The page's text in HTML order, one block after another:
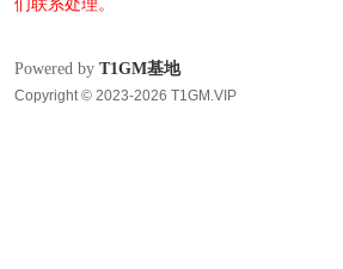
们联系处理。
Powered by T1GM基地
Copyright © 2023-2026 T1GM.VIP